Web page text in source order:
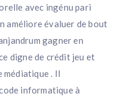
avec ingénu pari
améliore évaluer de bout
gagner en
digne de crédit jeu et
. Il
informatique à